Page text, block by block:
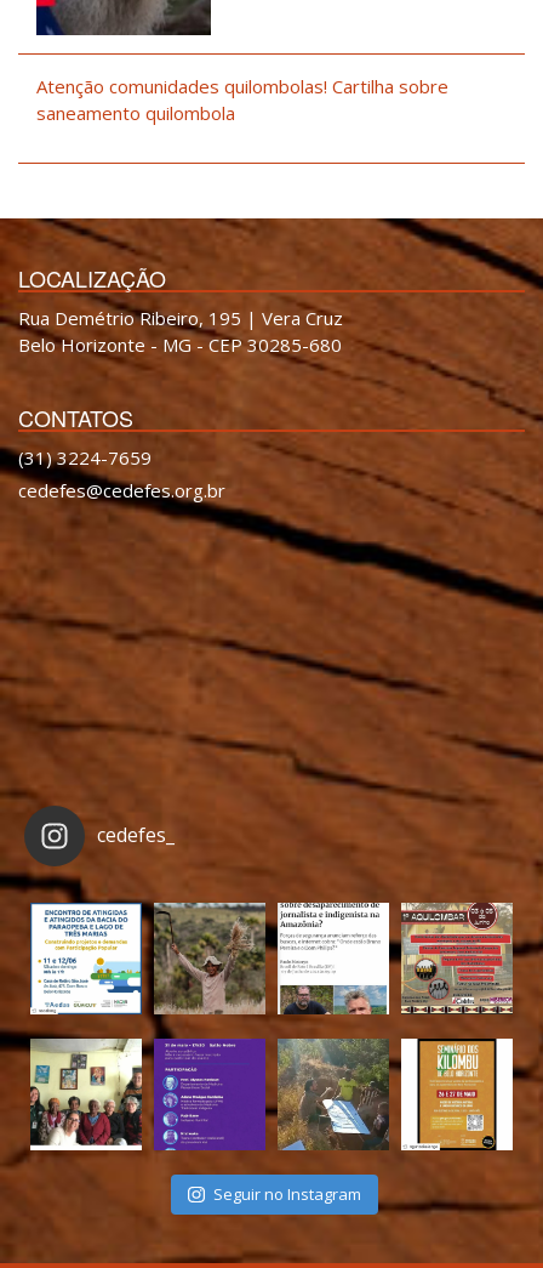
Atenção comunidades quilombolas! Cartilha sobre
saneamento quilombola
LOCALIZAÇÃO
Rua Demétrio Ribeiro, 195 | Vera Cruz
Belo Horizonte - MG - CEP 30285-680
CONTATOS
(31) 3224-7659
cedefes@cedefes.org.br
cedefes_
Seguir no Instagram